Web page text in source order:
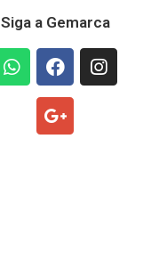
Siga a Gemarca